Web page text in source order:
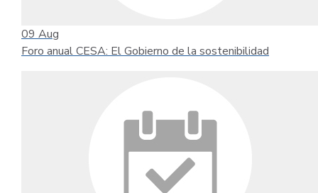
09 Aug
Foro anual CESA: El Gobierno de la sostenibilidad